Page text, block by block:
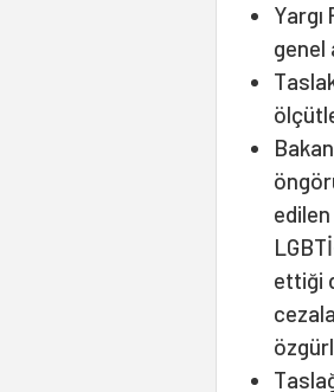
genel
ettiği